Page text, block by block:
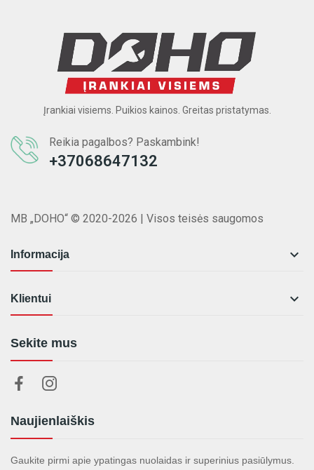
Įrankiai visiems. Puikios kainos. Greitas pristatymas.
Reikia pagalbos? Paskambink!
+37068647132
MB „DOHO“ © 2020-2026 | Visos teisės saugomos
Informacija 
Klientui 
Sekite mus
Naujienlaiškis
Gaukite pirmi apie ypatingas nuolaidas ir superinius pasiūlymus.